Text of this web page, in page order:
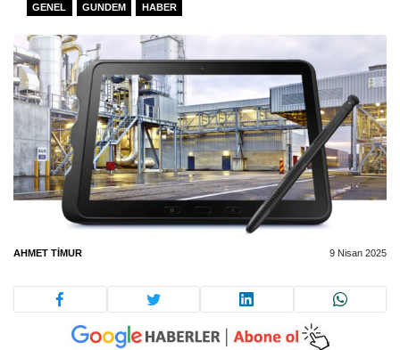
GENEL GUNDEM HABER
AHMET TIMUR 9 Nisan 2025